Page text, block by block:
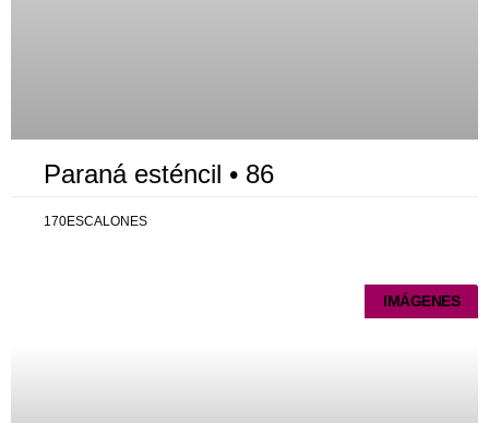
Paraná esténcil • 86
170ESCALONES
IMÁGENES